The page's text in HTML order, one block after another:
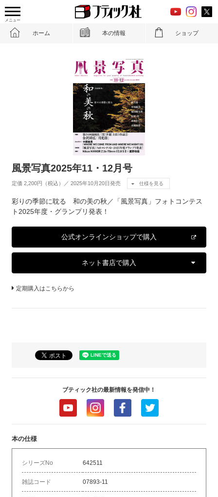
メニュー
ホーム 本の情報 ショップ
風景写真2025年11・12月号
定価 2,200円（税込）／ 2025年10月20日発売 仕様を見る
彩りの季節に耽る 和の美の秋／「風景写真」フォトコンテス
ト2025年度・グランプリ発表！
公式オンラインショップで購入
ネット書店で購入
定期購入はこちらから
ブティック社の最新情報を発信中！
本の仕様
シリーズNo 642511
雑誌コード 07893-11